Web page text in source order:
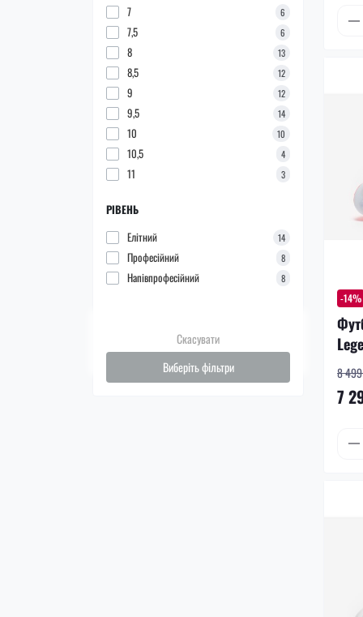
7 6
7,5 6
8 13
8,5 12
9 12
9,5 14
10 10
10,5 4
11 3
РІВЕНЬ
Елітний
14
Професійний 8
Напівпрофесійний 8
Скасувати
Виберіть фільтри
-14%
8 499
7